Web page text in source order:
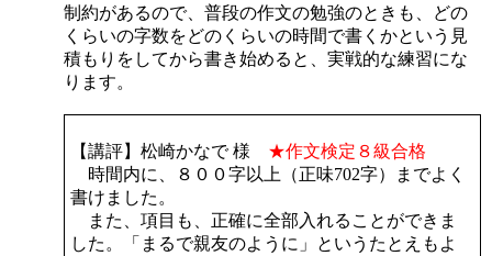
制約があるので、普段の作文の勉強のときも、どの
くらいの字数をどのくらいの時間で書くかという見
積もりをしてから書き始めると、実戦的な練習にな
ります。
【講評】松崎かなで 様 ★作文検定８級合格
時間内に、８００字以上（正味702字）までよく
書けました。
また、項目も、正確に全部入れることができま
した。「まるで親友のように」というたとえもよ